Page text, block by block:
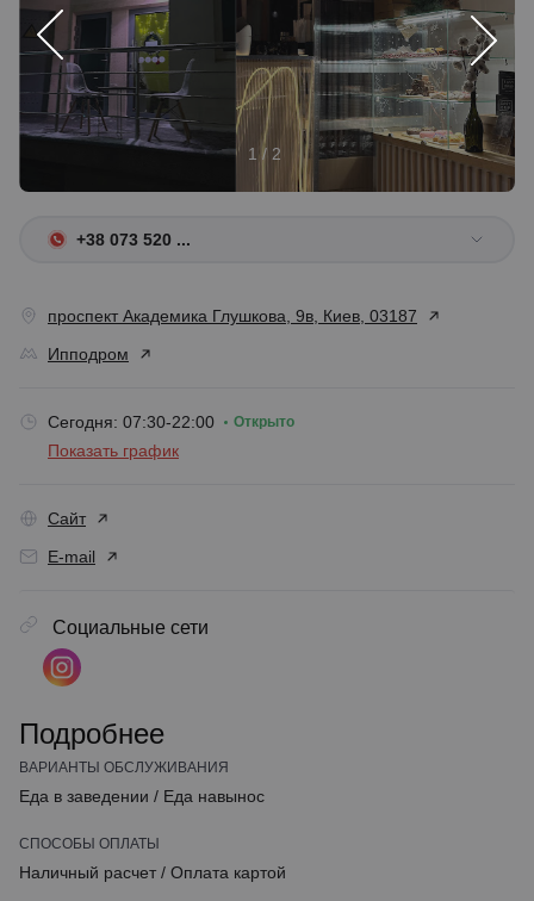
1 / 2
+38 073 520 ...
проспект Академика Глушкова, 9в, Киев, 03187
Ипподром
Сегодня: 07:30-22:00 Открыто
Показать график
Сайт
E-mail
Социальные сети
Подробнее
ВАРИАНТЫ ОБСЛУЖИВАНИЯ
Еда в заведении / Еда навынос
СПОСОБЫ ОПЛАТЫ
Наличный расчет / Оплата картой